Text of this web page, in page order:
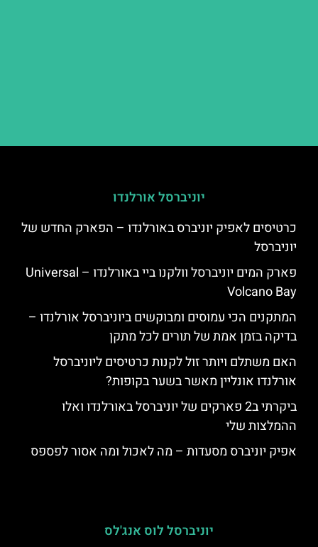
יוניברסל אורלנדו
כרטיסים לאפיק יוניברס באורלנדו – הפארק החדש של
יוניברסל
פארק המים יוניברסל וולקנו ביי באורלנדו – Universal
Volcano Bay
המתקנים הכי עמוסים ומבוקשים ביוניברסל אורלנדו –
בדיקה בזמן אמת של תורים לכל מתקן
האם משתלם ויותר זול לקנות כרטיסים ליוניברסל
אורלנדו אונליין מאשר בשער בקופות?
ביקרתי ב2 פארקים של יוניברסל באורלנדו ואלו
ההמלצות שלי
אפיק יוניברס מסעדות – מה לאכול ומה אסור לפספס
יוניברסל לוס אנג'לס